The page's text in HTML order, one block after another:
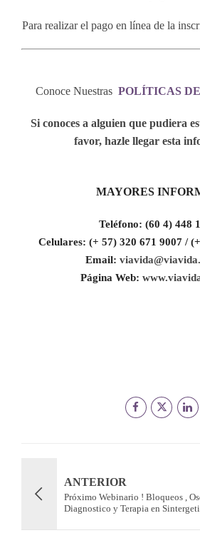
Para realizar el pago en línea de la
Conoce Nuestras POLÍTICAS
Si conoces a alguien que pudiera
favor, hazle llegar esta
MAYORES
Teléfono: (60 4) 448
Celulares: (+ 57) 320 671 9007 /
Email:
Página Web:
ANTERIOR
Próximo Webinario ! Bloqueos ,
Diagnostico y Terapia en